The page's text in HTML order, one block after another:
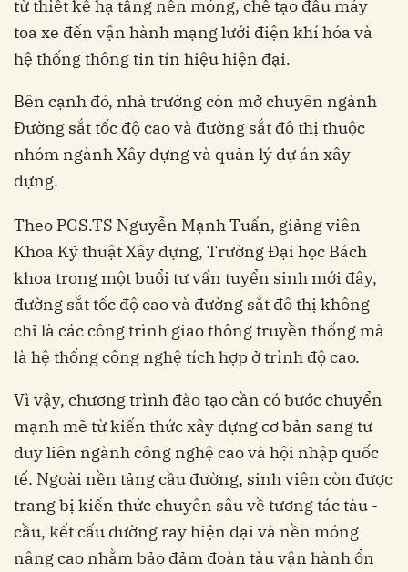
từ thiết kế hạ tầng nền móng, chế tạo đầu máy
toa xe đến vận hành mạng lưới điện khí hóa và
hệ thống thông tin tín hiệu hiện đại.
Bên cạnh đó, nhà trường còn mở chuyên ngành
Đường sắt tốc độ cao và đường sắt đô thị thuộc
nhóm ngành Xây dựng và quản lý dự án xây
dựng.
Theo PGS.TS Nguyễn Mạnh Tuấn, giảng viên
Khoa Kỹ thuật Xây dựng, Trường Đại học Bách
khoa trong một buổi tư vấn tuyển sinh mới đây,
đường sắt tốc độ cao và đường sắt đô thị không
chỉ là các công trình giao thông truyền thống mà
là hệ thống công nghệ tích hợp ở trình độ cao.
Vì vậy, chương trình đào tạo cần có bước chuyển
mạnh mẽ từ kiến thức xây dựng cơ bản sang tư
duy liên ngành công nghệ cao và hội nhập quốc
tế. Ngoài nền tảng cầu đường, sinh viên còn được
trang bị kiến thức chuyên sâu về tương tác tàu -
cầu, kết cấu đường ray hiện đại và nền móng
nâng cao nhằm bảo đảm đoàn tàu vận hành ổn